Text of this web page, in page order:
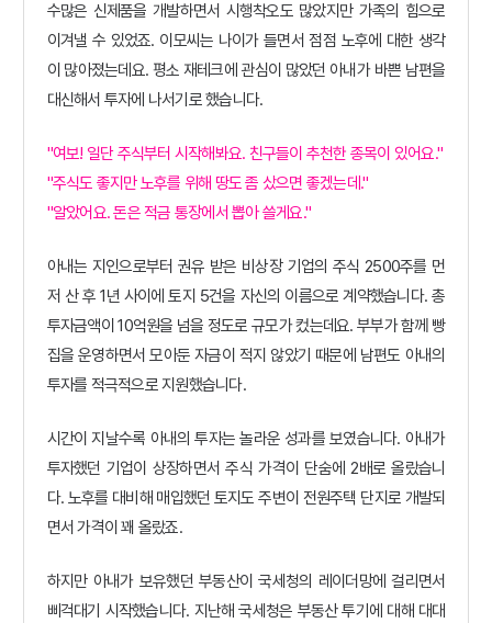
수많은 신제품을 개발하면서 시행착오도 많았지만 가족의 힘으로
이겨낼 수 있었죠. 이모씨는 나이가 들면서 점점 노후에 대한 생각
이 많아졌는데요. 평소 재테크에 관심이 많았던 아내가 바쁜 남편을
대신해서 투자에 나서기로 했습니다.
"여보! 일단 주식부터 시작해봐요. 친구들이 추천한 종목이 있어요."
"주식도 좋지만 노후를 위해 땅도 좀 샀으면 좋겠는데."
"알았어요. 돈은 적금 통장에서 뽑아 쓸게요."
아내는 지인으로부터 권유 받은 비상장 기업의 주식 2500주를 먼
저 산 후 1년 사이에 토지 5건을 자신의 이름으로 계약했습니다. 총
투자금액이 10억원을 넘을 정도로 규모가 컸는데요. 부부가 함께 빵
집을 운영하면서 모아둔 자금이 적지 않았기 때문에 남편도 아내의
투자를 적극적으로 지원했습니다.
시간이 지날수록 아내의 투자는 놀라운 성과를 보였습니다. 아내가
투자했던 기업이 상장하면서 주식 가격이 단숨에 2배로 올랐습니
다. 노후를 대비해 매입했던 토지도 주변이 전원주택 단지로 개발되
면서 가격이 꽤 올랐죠.
하지만 아내가 보유했던 부동산이 국세청의 레이더망에 걸리면서
삐걱대기 시작했습니다. 지난해 국세청은 부동산 투기에 대해 대대